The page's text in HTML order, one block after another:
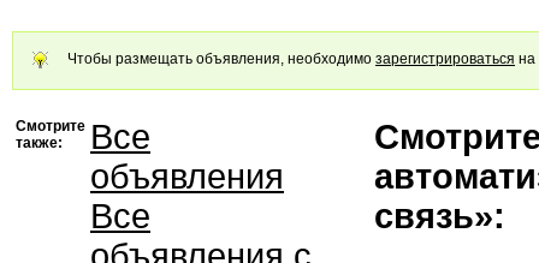
Чтобы размещать объявления, необходимо зарегистрироваться на
Смотрите
также:
Все
объявления
Все
связь»: